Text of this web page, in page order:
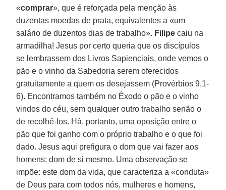
«comprar», que é reforçada pela menção às
duzentas moedas de prata, equivalentes a «um
salário de duzentos dias de trabalho». Filipe caiu na
armadilha! Jesus por certo queria que os discípulos
se lembrassem dos Livros Sapienciais, onde vemos o
pão e o vinho da Sabedoria serem oferecidos
gratuitamente a quem os desejassem (Provérbios 9,1-
6). Encontramos também no Êxodo o pão e o vinho
vindos do céu, sem qualquer outro trabalho senão o
de recolhê-los. Há, portanto, uma oposição entre o
pão que foi ganho com o próprio trabalho e o que foi
dado. Jesus aqui prefigura o dom que vai fazer aos
homens: dom de si mesmo. Uma observação se
impõe: este dom da vida, que caracteriza a «conduta»
de Deus para com todos nós, mulheres e homens,